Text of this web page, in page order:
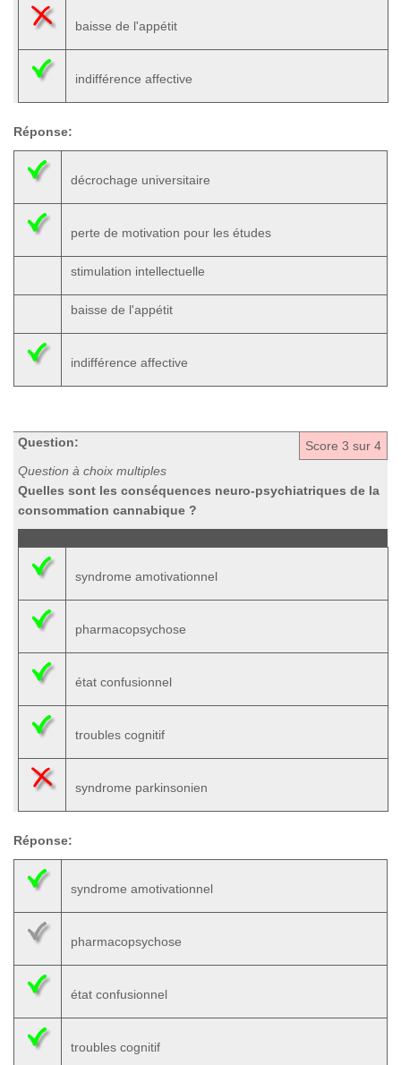
baisse de l'appétit
indifférence affective
Réponse:
décrochage universitaire
perte de motivation pour les études
stimulation intellectuelle
baisse de l'appétit
indifférence affective
Score 3 sur 4
Question:
Question à choix multiples
Quelles sont les conséquences neuro-psychiatriques de la
consommation cannabique ?
syndrome amotivationnel
pharmacopsychose
état confusionnel
troubles cognitif
syndrome parkinsonien
Réponse:
syndrome amotivationnel
pharmacopsychose
état confusionnel
troubles cognitif